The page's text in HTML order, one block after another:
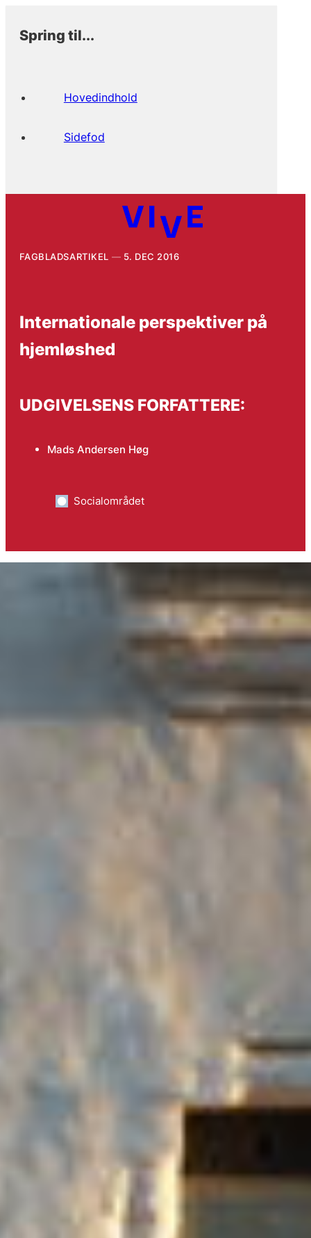
Spring til...
Hovedindhold
Sidefod
FAGBLADSARTIKEL 5. DEC 2016
Internationale perspektiver på
hjemløshed
UDGIVELSENS FORFATTERE:
Mads Andersen Høg
Socialområdet